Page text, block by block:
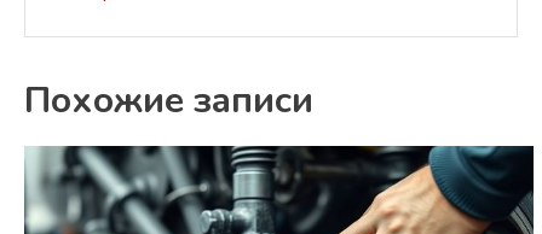
Похожие записи